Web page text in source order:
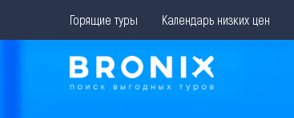
Горящие туры Календарь низких цен